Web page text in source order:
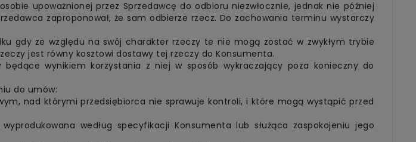
upoważnionej przez Sprzedawcę do odbioru niezwłocznie, jednak nie później
zaproponował, że sam odbierze rzecz. Do zachowania terminu wystarczy
gdy ze względu na swój charakter rzeczy te nie mogą zostać w zwykłym trybie
jest równy kosztowi dostawy tej rzeczy do Konsumenta.
wynikiem korzystania z niej w sposób wykraczający poza konieczny do
do umów:
nad którymi przedsiębiorca nie sprawuje kontroli, i które mogą wystąpić przed
według specyfikacji Konsumenta lub służąca zaspokojeniu jego